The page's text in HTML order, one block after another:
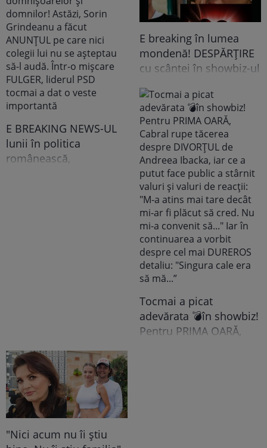
E BREAKING NEWS-UL
lunii în politica
românească,
E breaking în lumea
mondenă! DESPĂRȚIRE
cu scântei în showbiz-ul
noastră vedetă a
recunoscut TOT, dar
tooot: „Mă abțin să nu-i
scriu. Am făcut
scandal!” Ce s-a
întâmplat e...
Tocmai a picat
adevărata 💣în showbiz!
Pentru PRIMA OARĂ,
"Nici acum nu îi știu